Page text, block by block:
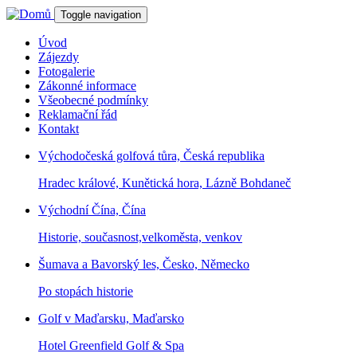
Přejít k hlavnímu obsahu
Toggle navigation
Úvod
Zájezdy
Fotogalerie
Zákonné informace
Všeobecné podmínky
Reklamační řád
Kontakt
Východočeská golfová tůra, Česká republika
Hradec králové, Kunětická hora, Lázně Bohdaneč
Východní Čína, Čína
Historie, současnost,velkoměsta, venkov
Šumava a Bavorský les, Česko, Německo
Po stopách historie
Golf v Maďarsku, Maďarsko
Hotel Greenfield Golf & Spa